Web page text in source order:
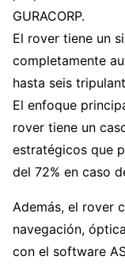
GURACORP.
El rover tiene un
completamente
hasta seis
El enfoque
rover tiene un
estratégicos que
del 72% en caso
Además, el rover
navegación,
con el software